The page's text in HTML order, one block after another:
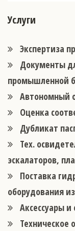
Услуги
Экспертиза
Документы
промышленной
Автономный
Оценка
Дубликат
Тех.
эскалаторов,
Поставка
оборудования
Аксессуары
Техническое